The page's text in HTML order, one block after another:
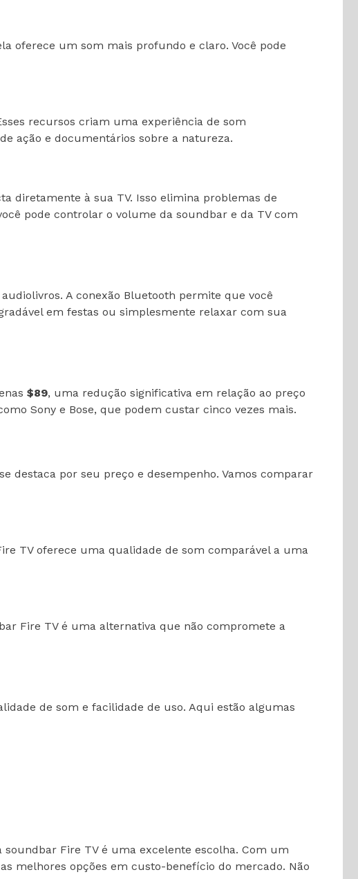
oferece um som mais profundo e claro. Você pode
recursos criam uma experiência de som
ação e documentários sobre a natureza.
diretamente à sua TV. Isso elimina problemas de
pode controlar o volume da soundbar e da TV com
A conexão Bluetooth permite que você
em festas ou simplesmente relaxar com sua
$89, uma redução significativa em relação ao preço
Sony e Bose, que podem custar cinco vezes mais.
destaca por seu preço e desempenho. Vamos comparar
TV oferece uma qualidade de som comparável a uma
Fire TV é uma alternativa que não compromete a
de som e facilidade de uso. Aqui estão algumas
Fire TV é uma excelente escolha. Com um
melhores opções em custo-benefício do mercado. Não